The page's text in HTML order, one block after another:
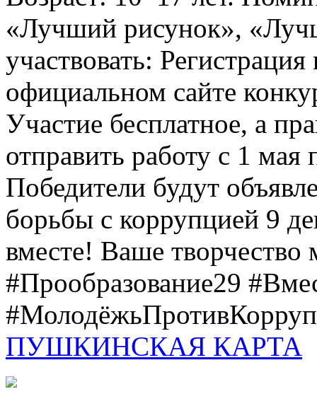
«Лучший рисунок»,
участвовать:
официальном сайте
Участие бесплатное, а
отправить работу с 1 мая
Победители будут
борьбы с коррупцией 9
вместе! Ваше творчество
#Прообразование29
ПУШКИНСКАЯ КАРТА